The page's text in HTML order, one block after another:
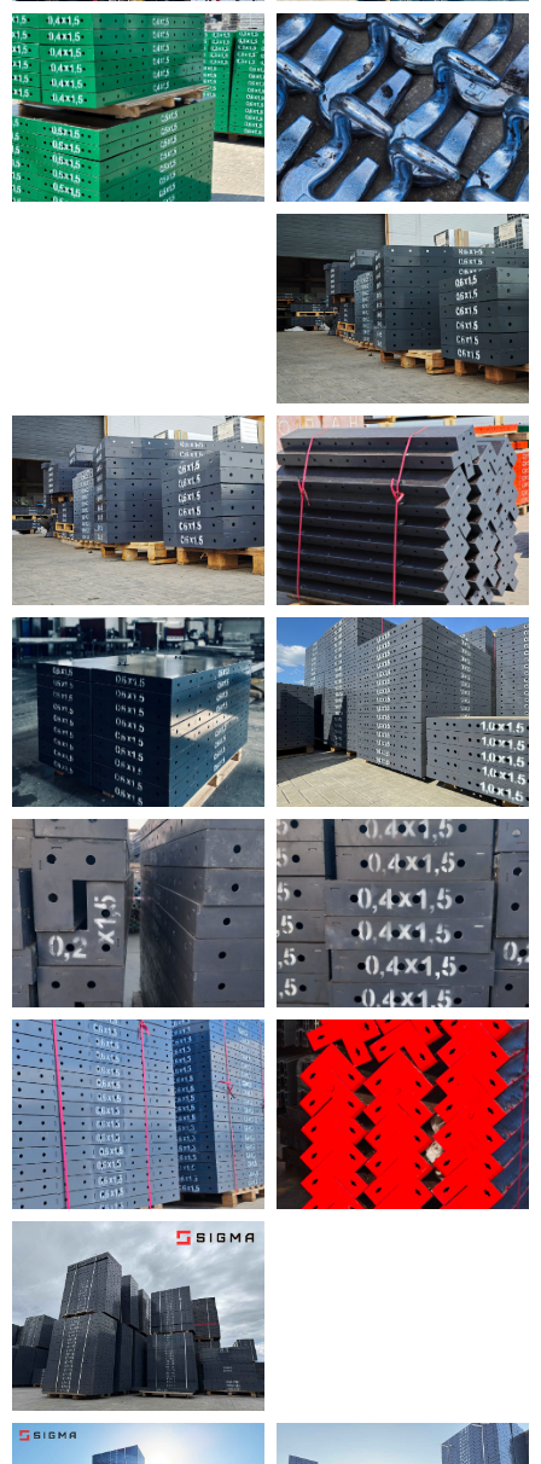
Гарантия на оборудование.
Приобретая опалубку и
комплектующие на нашем заводе,
вы можете рассчитывать на
гарантию производителя.
Внимательно следите за
правильным заполнением
гарантийного талона к товару, а
также соблюдайте условия
эксплуатации, указанные в
паспорте оборудования.
Подробнее